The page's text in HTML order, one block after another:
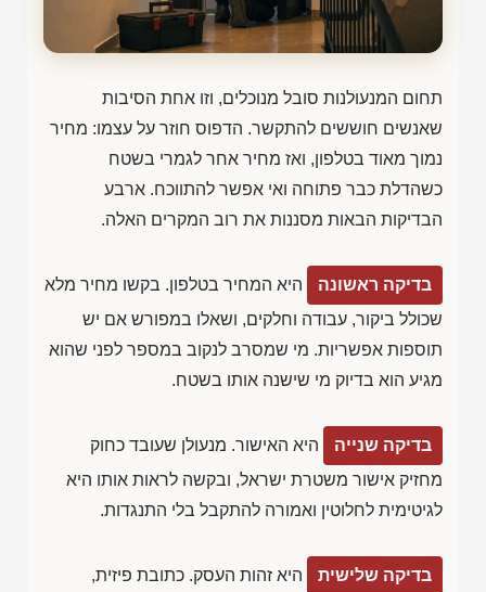
תחום המנעולנות סובל מנוכלים, וזו אחת הסיבות
שאנשים חוששים להתקשר. הדפוס חוזר על עצמו: מחיר
נמוך מאוד בטלפון, ואז מחיר אחר לגמרי בשטח
כשהדלת כבר פתוחה ואי אפשר להתווכח. ארבע
הבדיקות הבאות מסננות את רוב המקרים האלה.
בדיקה ראשונה
היא המחיר בטלפון. בקשו מחיר מלא
שכולל ביקור, עבודה וחלקים, ושאלו במפורש אם יש
תוספות אפשריות. מי שמסרב לנקוב במספר לפני שהוא
מגיע הוא בדיוק מי שישנה אותו בשטח.
בדיקה שנייה
היא האישור. מנעולן שעובד כחוק
מחזיק אישור משטרת ישראל, ובקשה לראות אותו היא
לגיטימית לחלוטין ואמורה להתקבל בלי התנגדות.
בדיקה שלישית
היא זהות העסק. כתובת פיזית,